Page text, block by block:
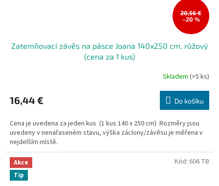
20,56 €
–20 %
Zatemňovací závěs na pásce Joana 140x250 cm, růžový
(cena za 1 kus)
Skladem (>5 ks)
16,44 € Do košíku
Cena je uvedena za jeden kus (1 kus 140 x 250 cm) Rozměry jsou
uvedeny v nenařaseném stavu, výška záclony/závěsu je měřena v
nejdelším místě.
Akce
Tip
Kód: 606 TB